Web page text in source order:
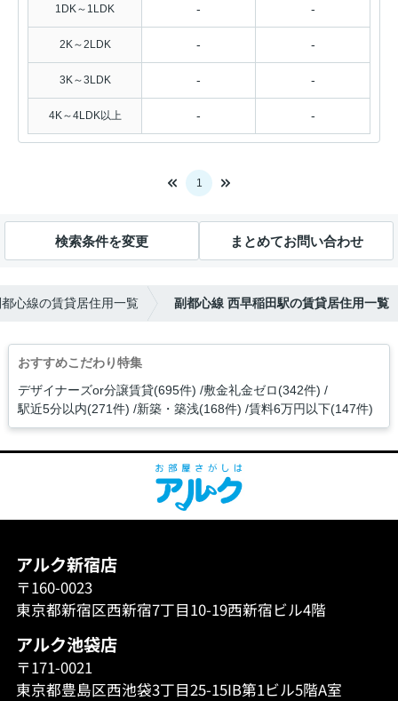
1DK～1LDK - -
2K～2LDK - -
3K～3LDK - -
4K～4LDK以上 - -
1
検索条件を変更 まとめてお問い合わせ
心線の賃貸居住用一覧 副都心線 西早稲田駅の賃貸居住用一覧
おすすめこだわり特集
デザイナーズor分譲賃貸(695件) 敷金礼金ゼロ(342件)
駅近5分以内(271件) 新築・築浅(168件) 賃料6万円以下(147件)
アルク新宿店
〒160-0023
東京都新宿区西新宿7丁目10-19西新宿ビル4階
アルク池袋店
〒171-0021
東京都豊島区西池袋3丁目25-15IB第1ビル5階A室